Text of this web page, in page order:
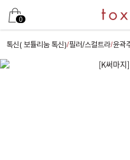
0
톡신( 보튤리눔 톡신)/필러/스컬트라/윤곽